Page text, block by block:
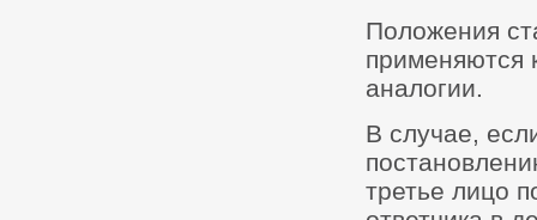
Положения
применяются
аналогии.
В случае,
третье лицо